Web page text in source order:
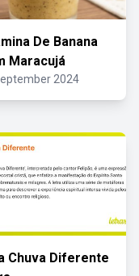
De Banana
Maracujá
2024
Chuva Diferente